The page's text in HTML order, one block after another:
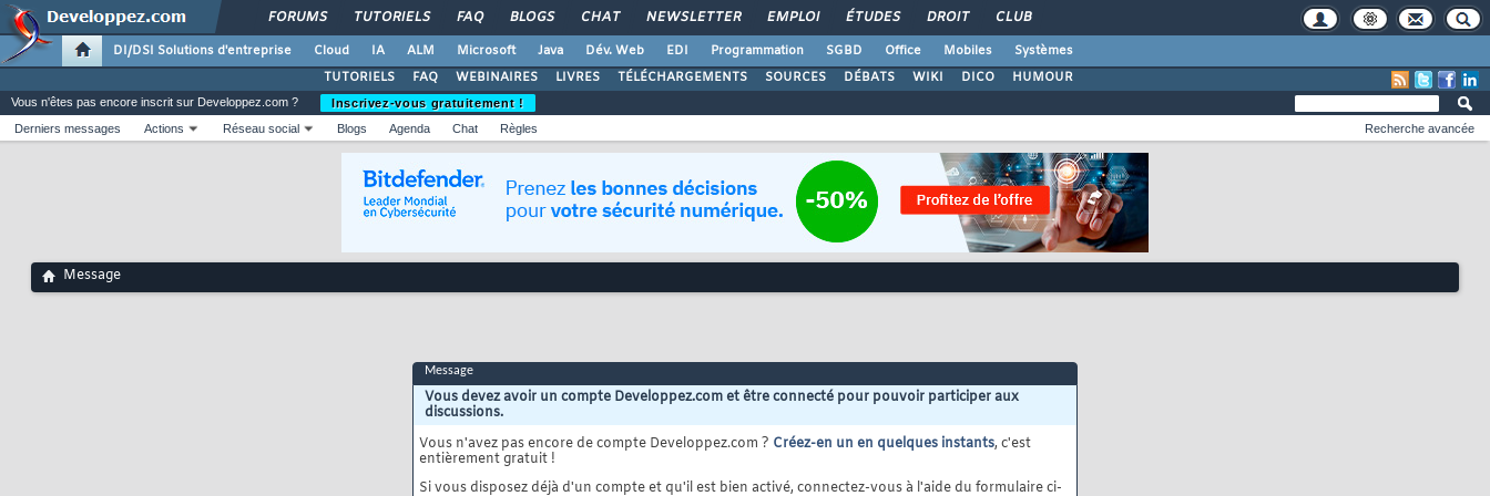
FORUMS TUTORIELS FAQ BLOGS CHAT NEWSLETTER EMPLOI ÉTUDES DROIT CLUB
DI/DSI Solutions d'entreprise Cloud IA ALM Microsoft Java Dév. Web EDI Programmation SGBD Office Mobiles
Systèmes
TUTORIELS
FAQ WEBINAIRES LIVRES TÉLÉCHARGEMENTS SOURCES DÉBATS WIKI DICO HUMOUR
Vous n'êtes pas encore inscrit sur Developpez.com ?
Inscrivez-vous gratuitement !
Derniers messages
Actions Réseau social Blogs Agenda Chat Règles Recherche avancée
Message
Message
Vous devez avoir un compte Developpez.com et être connecté pour pouvoir participer aux
discussions.
Vous n'avez pas encore de compte Developpez.com ? Créez-en un en quelques instants, c'est
entièrement gratuit !
Si vous disposez déjà d'un compte et qu'il est bien activé, connectez-vous à l'aide du formulaire ci-